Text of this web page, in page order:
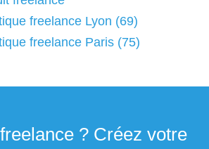
freelance Lyon (69)
freelance Paris (75)
? Créez votre